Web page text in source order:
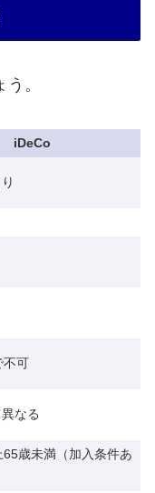
。
iDeCo
不可
なる
65歳未満（加入条件あ